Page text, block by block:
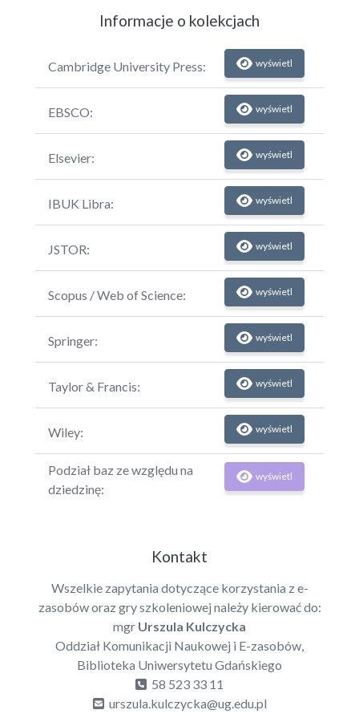
Informacje o kolekcjach
Cambridge University Press: wyświetl
EBSCO: wyświetl
Elsevier: wyświetl
IBUK Libra: wyświetl
JSTOR: wyświetl
Scopus / Web of Science: wyświetl
Springer: wyświetl
Taylor & Francis: wyświetl
Wiley: wyświetl
Podział baz ze względu na
dziedzinę:
wyświetl
Kontakt
Wszelkie zapytania dotyczące korzystania z e-
zasobów oraz gry szkoleniowej należy kierować do:
mgr Urszula Kulczycka
Oddział Komunikacji Naukowej i E-zasobów,
Biblioteka Uniwersytetu Gdańskiego
58 523 33 11
urszula.kulczycka@ug.edu.pl